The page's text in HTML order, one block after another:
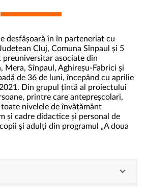
desfășoară în în parteneriat cu
Cluj, Comuna Sînpaul și 5
asociate din
Mera, Sînpaul, Aghireșu-Fabrici și
de 36 de luni, începând cu aprilie
Din grupul țintă al proiectului
printre care antepreșcolari,
nivelele de învățământ
și cadre didactice și personal de
și adulți din programul „A doua